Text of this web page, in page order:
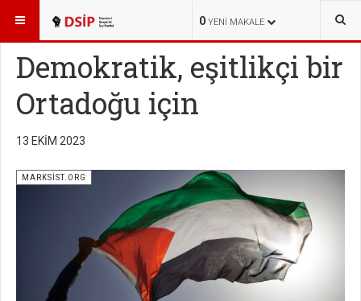
0 YENI MAKALE
BURADASINIZ: YAYINLAR MARKSİST.ORG
Demokratik, eşitlikçi bir
Ortadoğu için
13 EKIM 2023
MARKSİST.ORG